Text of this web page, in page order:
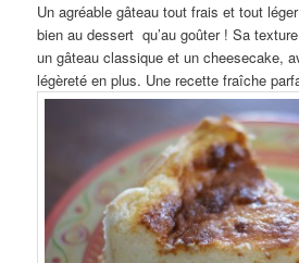
Un agréable gâteau tout frais et tout
bien au dessert qu’au goûter ! Sa
un gâteau classique et un cheesecake,
légèreté en plus. Une recette fraîche